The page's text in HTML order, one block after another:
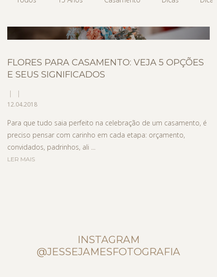
FLORES PARA CASAMENTO: VEJA 5 OPÇÕES
E SEUS SIGNIFICADOS
12.04.2018
Para que tudo saia perfeito na celebração de um casamento, é
preciso pensar com carinho em cada etapa: orçamento,
convidados, padrinhos, ali ...
LER MAIS
INSTAGRAM
@JESSEJAMESFOTOGRAFIA